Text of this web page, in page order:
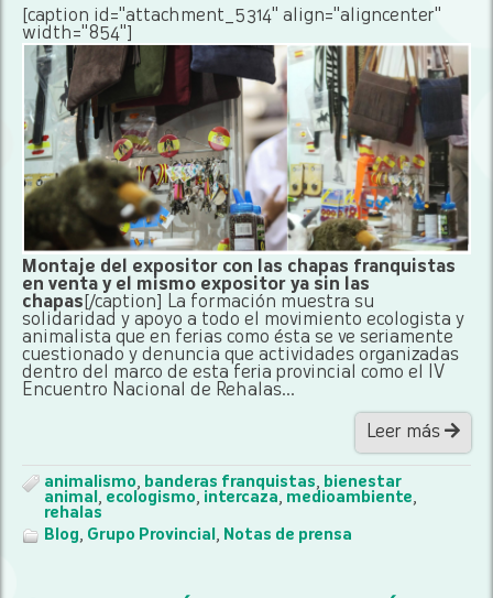
[caption id="attachment_5314" align="aligncenter"
width="854"]
Montaje del expositor con las chapas franquistas
en venta y el mismo expositor ya sin las
chapas [/caption] La formación muestra su
solidaridad y apoyo a todo el movimiento ecologista y
animalista que en ferias como ésta se ve seriamente
cuestionado y denuncia que actividades organizadas
dentro del marco de esta feria provincial como el IV
Encuentro Nacional de Rehalas...
Leer más
animalismo, banderas franquistas, bienestar
animal , ecologismo, intercaza, medioambiente,
rehalas
Blog, Grupo Provincial , Notas de prensa